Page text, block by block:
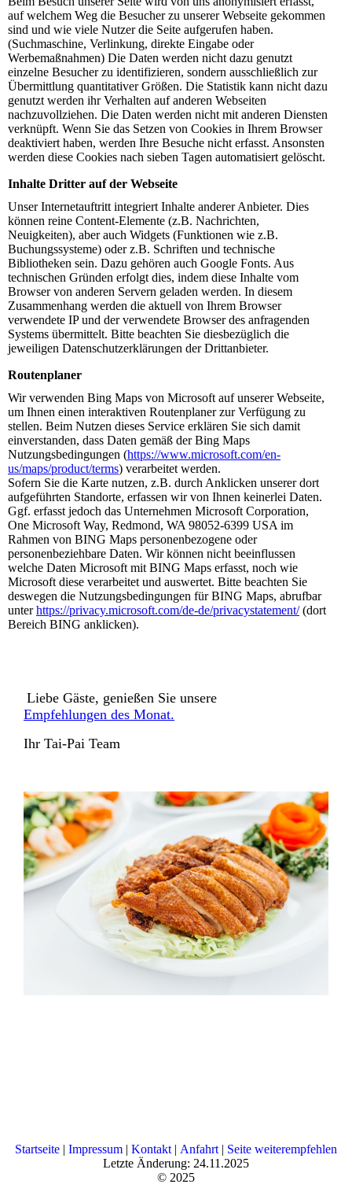
auf welchem Weg die Besucher zu unserer Webseite gekommen
sind und wie viele Nutzer die Seite aufgerufen haben.
(Suchmaschine, Verlinkung, direkte Eingabe oder
Werbemaßnahmen) Die Daten werden nicht dazu genutzt
einzelne Besucher zu identifizieren, sondern ausschließlich zur
Übermittlung quantitativer Größen. Die Statistik kann nicht dazu
genutzt werden ihr Verhalten auf anderen Webseiten
nachzuvollziehen. Die Daten werden nicht mit anderen Diensten
verknüpft. Wenn Sie das Setzen von Cookies in Ihrem Browser
deaktiviert haben, werden Ihre Besuche nicht erfasst. Ansonsten
werden diese Cookies nach sieben Tagen automatisiert gelöscht.
Inhalte Dritter auf der Webseite
Unser Internetauftritt integriert Inhalte anderer Anbieter. Dies
können reine Content-Elemente (z.B. Nachrichten,
Neuigkeiten), aber auch Widgets (Funktionen wie z.B.
Buchungssysteme) oder z.B. Schriften und technische
Bibliotheken sein. Dazu gehören auch Google Fonts. Aus
technischen Gründen erfolgt dies, indem diese Inhalte vom
Browser von anderen Servern geladen werden. In diesem
Zusammenhang werden die aktuell von Ihrem Browser
verwendete IP und der verwendete Browser des anfragenden
Systems übermittelt. Bitte beachten Sie diesbezüglich die
jeweiligen Datenschutzerklärungen der Drittanbieter.
Routenplaner
Wir verwenden Bing Maps von Microsoft auf unserer Webseite,
um Ihnen einen interaktiven Routenplaner zur Verfügung zu
stellen. Beim Nutzen dieses Service erklären Sie sich damit
einverstanden, dass Daten gemäß der Bing Maps
Nutzungsbedingungen (https://www.microsoft.com/en-
us/maps/product/terms) verarbeitet werden.
Sofern Sie die Karte nutzen, z.B. durch Anklicken unserer dort
aufgeführten Standorte, erfassen wir von Ihnen keinerlei Daten.
Ggf. erfasst jedoch das Unternehmen Microsoft Corporation,
One Microsoft Way, Redmond, WA 98052-6399 USA im
Rahmen von BING Maps personenbezogene oder
personenbeziehbare Daten. Wir können nicht beeinflussen
welche Daten Microsoft mit BING Maps erfasst, noch wie
Microsoft diese verarbeitet und auswertet. Bitte beachten Sie
deswegen die Nutzungsbedingungen für BING Maps, abrufbar
unterhttps://privacy.microsoft.com/de-de/privacystatement/(dort
Bereich BING anklicken).
Liebe Gäste, genießen Sie unsere
Empfehlungen des Monat.
Ihr Tai-Pai Team
Startseite | Impressum | Kontakt | Anfahrt | Seite weiterempfehlen
Letzte Änderung: 24.11.2025
© 2025